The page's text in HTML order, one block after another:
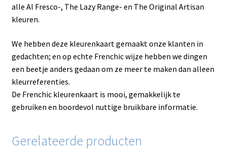
alle Al Fresco-, The Lazy Range- en The Original Artisan
kleuren.
We hebben deze kleurenkaart gemaakt onze klanten in
gedachten; en op echte Frenchic wijze hebben we dingen
een beetje anders gedaan om ze meer te maken dan alleen
kleurreferenties.
De Frenchic kleurenkaart is mooi, gemakkelijk te
gebruiken en boordevol nuttige bruikbare informatie.
Gerelateerde producten